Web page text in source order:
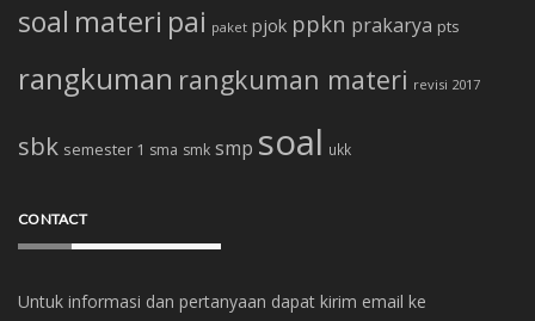
soal materi pai paket pjok ppkn prakarya pts
rangkuman rangkuman materi revisi 2017
sbk semester 1 sma smk smp soal ukk
CONTACT
Untuk informasi dan pertanyaan dapat kirim email ke